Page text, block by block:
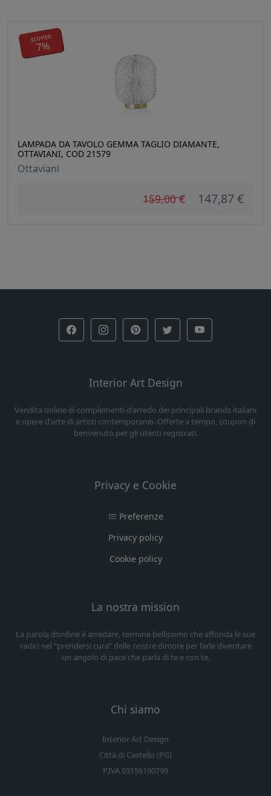
LAMPADA DA TAVOLO GEMMA TAGLIO DIAMANTE,
OTTAVIANI, COD 21579
Ottaviani
159,00 € 147,87 €
sconto
7%
Interior Art Design
Vendita online di complementi d'arredo dei principali brands italiani
e opere d'arte di artisti contemporanei. Offerte a tempo, coupon di
benvenuto per gli utenti registrati.
Privacy e Cookie
Preferenze
Privacy policy
Cookie policy
La nostra mission
La parola d’ordine è arredare, termine bellissimo che affonda le sue
radici nel “prendersi cura” delle nostre dimore per farle diventare
un angolo di pace che parla di te e con te.
Chi siamo
Interior Art Design
Città di Castello (PG)
P.IVA 03156190799